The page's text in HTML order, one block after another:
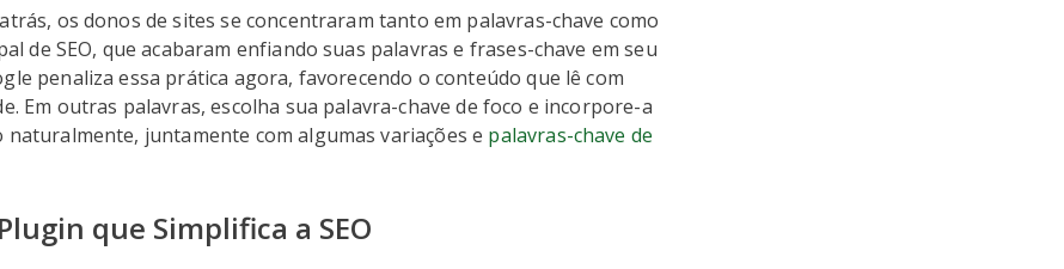
os donos de sites se concentraram tanto em palavras-chave como
de SEO, que acabaram enfiando suas palavras e frases-chave em seu
penaliza essa prática agora, favorecendo o conteúdo que lê com
Em outras palavras, escolha sua palavra-chave de foco e incorpore-a
naturalmente, juntamente com algumas variações e palavras-chave de
que Simplifica a SEO